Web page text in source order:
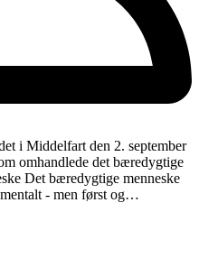
i Middelfart den 2. september
omhandlede det bæredygtige
Det bæredygtige menneske
- men først og…